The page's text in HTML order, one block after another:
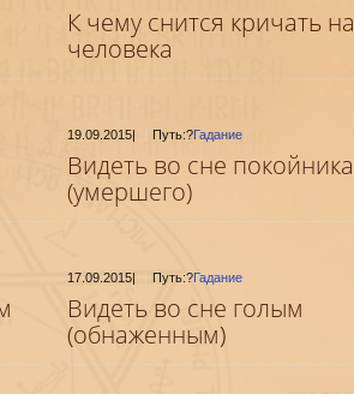
К чему снится кричать на
человека
19.09.2015| Путь:?Гадание
Видеть во сне покойника
(умершего)
17.09.2015| Путь:?Гадание
Видеть во сне голым
(обнаженным)